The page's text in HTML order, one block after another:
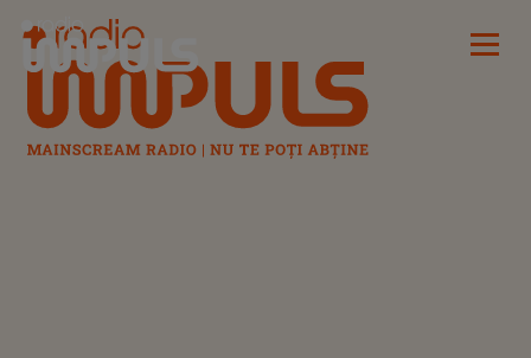
Radio Impuls